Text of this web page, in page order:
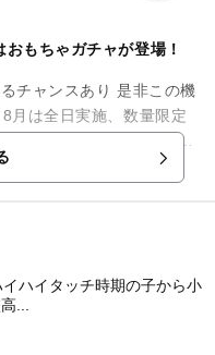
もちゃガチャが登場！
チャンスあり 是非この機
月は全日実施、数量限定
お菓子ガチャ、土日祝は